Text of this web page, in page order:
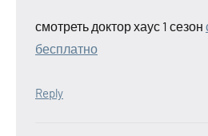
смотреть доктор хаус 1 сезон
бесплатно
Reply